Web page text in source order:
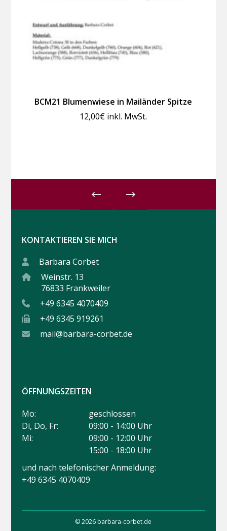
BCM21 Blumenwiese in Mailänder Spitze
12,00€ inkl. MwSt.
KONTAKTIEREN SIE MICH
Barbara Corbet
Weinstr. 13
76833 Frankweiler
+49 6345 4070409
+49 6345 919261
mail@barbara-corbet.de
ÖFFNUNGSZEITEN
Mo:
geschlossen
Di, Do, Fr:
09:00 - 14:00 Uhr
Mi:
09:00 - 12:00 Uhr
15:00 - 18:00 Uhr
und nach telefonischer Anmeldung:
+49 6345 4070409
© 2026 barbara-corbet.de